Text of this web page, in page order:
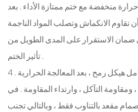
منخفضة مع ختم ممتازة الأداء . بعد
تقاوم الانكماش وتصلب المواد الناجمة
ضمان الاستقرار على المدى الطويل من
تأثير الختم .
4 . عالية القوة والمتانة : مقعد صمام كامل هيكل رمح ، بعد المعالجة الحرارية
ومقاومة التآكل ، وارتداء المقاومة . في
مقعد بالتناوب فقط ، وبالتالي تجنب